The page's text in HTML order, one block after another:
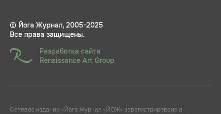
© Йога Журнал, 2005-2025
Все права защищены.
Разработка сайта
Renaissance Art Group
Сетевое издание «Йога Журнал «ЙОЖ» зарегистрировано в